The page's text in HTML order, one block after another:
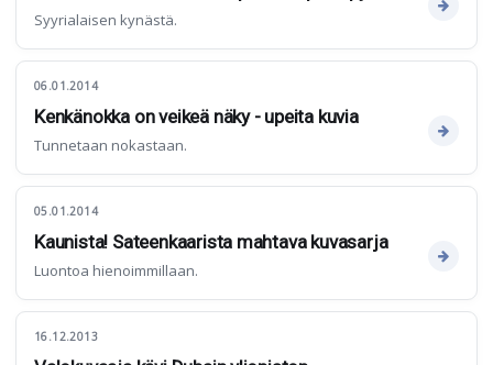
Syyrialaisen kynästä.
06.01.2014
Kenkänokka on veikeä näky - upeita kuvia
Tunnetaan nokastaan.
05.01.2014
Kaunista! Sateenkaarista mahtava kuvasarja
Luontoa hienoimmillaan.
16.12.2013